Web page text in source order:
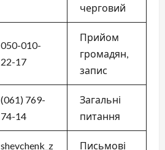
черговий
050-010-
22-17
Прийом
громадян,
запис
(061) 769-
74-14
Загальні
питання
shevchenk_z
Письмові